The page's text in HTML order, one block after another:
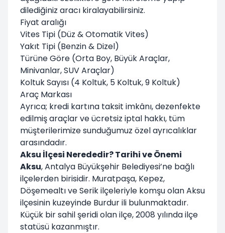
dilediğiniz aracı kiralayabilirsiniz.
Fiyat aralığı
Vites Tipi (Düz & Otomatik Vites)
Yakıt Tipi (Benzin & Dizel)
Türüne Göre (Orta Boy, Büyük Araçlar,
Minivanlar, SUV Araçlar)
Koltuk Sayısı (4 Koltuk, 5 Koltuk, 9 Koltuk)
Araç Markası
Ayrıca; kredi kartına taksit imkânı, dezenfekte
edilmiş araçlar ve ücretsiz iptal hakkı, tüm
müşterilerimize sunduğumuz özel ayrıcalıklar
arasındadır.
Aksu İlçesi Nerededir? Tarihi ve Önemi
Aksu, Antalya Büyükşehir Belediyesi’ne bağlı
ilçelerden birisidir. Muratpaşa, Kepez,
Döşemealtı ve Serik ilçeleriyle komşu olan Aksu
ilçesinin kuzeyinde Burdur ili bulunmaktadır.
Küçük bir sahil şeridi olan ilçe, 2008 yılında ilçe
statüsü kazanmıştır.